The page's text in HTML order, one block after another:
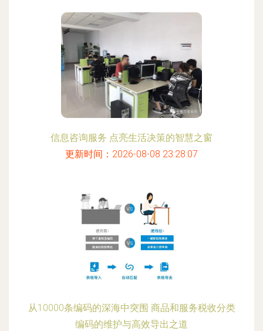
信息咨询服务 点亮生活决策的智慧之窗
更新时间：2026-08-08 23:28:07
从10000条编码的深海中突围 商品和服务税收分类
编码的维护与高效导出之道